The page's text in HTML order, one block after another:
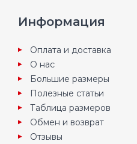
Информация
Оплата и доставка
О нас
Большие размеры
Полезные статьи
Таблица размеров
Обмен и возврат
Отзывы